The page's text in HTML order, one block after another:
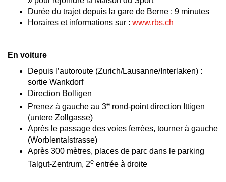
Durée du trajet depuis la gare de Berne : 9 minutes
Horaires et informations sur : www.rbs.ch
En voiture
Depuis l’autoroute (Zurich/Lausanne/Interlaken) :
sortie Wankdorf
Direction Bolligen
Prenez à gauche au 3e rond-point direction Ittigen
(untere Zollgasse)
Après le passage des voies ferrées, tourner à gauche
(Worblentalstrasse)
Après 300 mètres, places de parc dans le parking
Talgut-Zentrum, 2e entrée à droite